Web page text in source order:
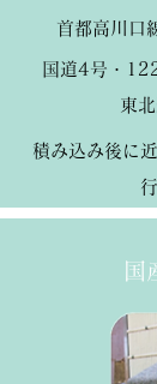
首都高川口
国道4号・
東
積み込み後に
国